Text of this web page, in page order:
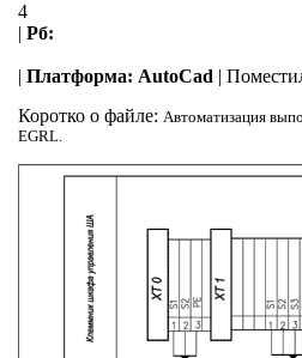
4
| Рб:
| Платформа: AutoCad |
Коротко о файле: Автоматизация
EGRL.